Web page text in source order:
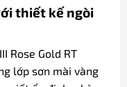
thiết kế ngòi
Rose Gold RT
lớp sơn mài vàng